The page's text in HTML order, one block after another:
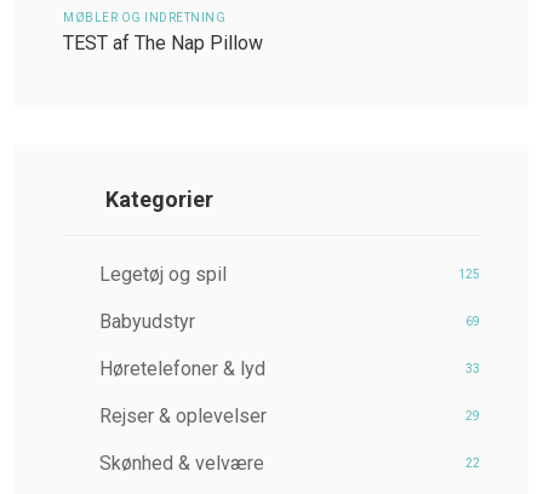
MØBLER OG INDRETNING
TEST af The Nap Pillow
Kategorier
Legetøj og spil 125
Babyudstyr 69
Høretelefoner & lyd 33
Rejser & oplevelser 29
Skønhed & velvære 22